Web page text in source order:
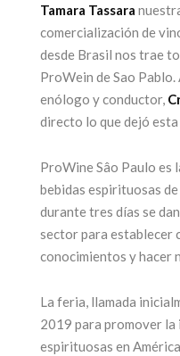
de la
feria más
Alta
Gama by
17 julio, 2026
CONTINUAR LEYENDO
Tamara Tassara
comercialización de
desde Brasil nos trae
ProWein de Sao
enólogo y conductor,
directo lo que dejó
ProWine Sâo Paulo es
bebidas espirituosas
durante tres días se
sector para establecer
conocimientos y hacer
La feria, llamada
2019 para promover la
espirituosas en